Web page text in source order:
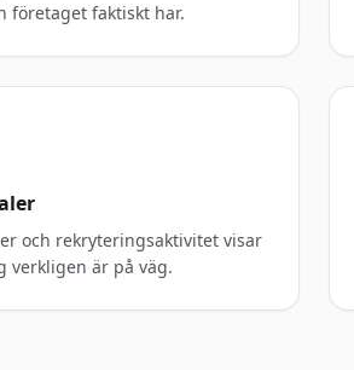
företaget faktiskt har.
och rekryteringsaktivitet visar
verkligen är på väg.